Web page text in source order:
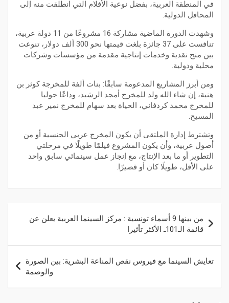
في المنطقة العربية، بفضل نوعية الأفلام التي انطلقت منه إلى
المحافل الدولية.
وشهدت الدورة الماضية مشاركة 16 مشروعًا من 11 دولة عربية،
تنافست على 37 جائزة بلغت قيمتها نحو 300 ألف دولار، تنوعت
بين منح نقدية وخدمات إنتاجية مقدمة من مؤسسات وشركات
محلية ودولية.
ومن أبرز المشاريع المدعومة سابقًا: بنات ألفة للمخرجة كوثر بن
هنية، إن شاء الله ولد للمخرج أمجد الرشيد، وداعًا جوليا
للمخرج محمد كردفاني، الحياة بعد سهام للمخرج نمير عبد
المسيح.
وتشترط إدارة الملتقى أن يكون المخرج عربي الجنسية أو من
أصول عربية، وأن يكون المشروع فيلمًا طويلًا في مرحلتي
التطوير أو ما بعد الإنتاج، مع إنجاز عمل سينمائي سابق واحد
على الأقل، طويلًا كان أو قصيرًا.
من بينها 9 أسماء تونسية : مركز السينما العربية يعلن عن
قائمة الـ101ـ الأكثر تأثيرا
تعايش السينما مع فيروس نقص المناعة البشرية: بين الصورة
والوصمة